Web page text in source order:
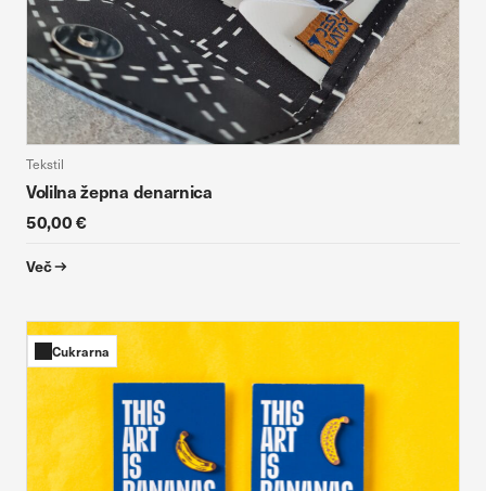
Tekstil
Volilna žepna denarnica
50,00 €
Več
Cukrarna